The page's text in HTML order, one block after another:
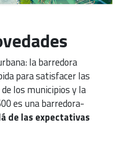
la barredora
para satisfacer las
los municipios y la
es una barredora-
de las expectativas